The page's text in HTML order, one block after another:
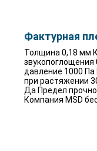
Фактурная
Толщина 0,18 мм
давление 1000
при растяжении
Да Предел
Компания MSD